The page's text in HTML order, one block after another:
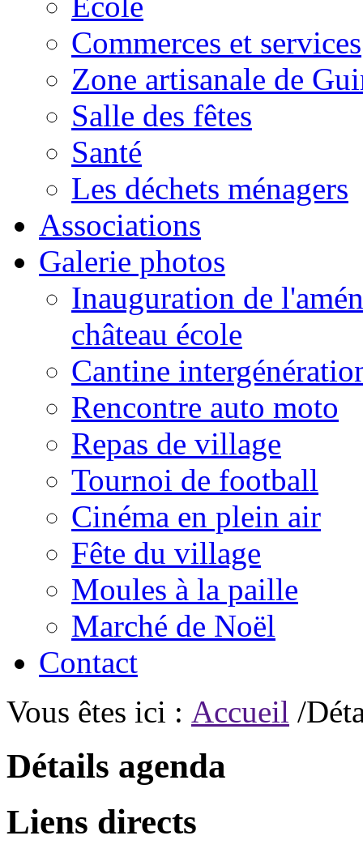
Commerces et services
Zone artisanale de
Salle des fêtes
Santé
Les déchets ménagers
Associations
Galerie photos
Inauguration de
château école
Cantine
Rencontre auto moto
Repas de village
Tournoi de football
Cinéma en plein air
Fête du village
Moules à la paille
Marché de Noël
Contact
Vous êtes ici : Accueil /
Détails agenda
Liens directs